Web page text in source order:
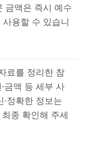
금액은 즉시 예수
용할 수 있습니
료를 정리한 참
금액 등 세부 사
정확한 정보는
종 확인해 주세